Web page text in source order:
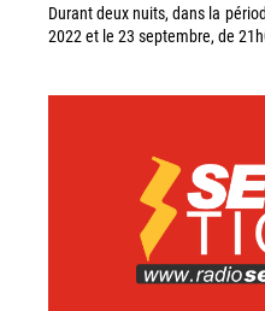
Durant deux nuits, dans la
2022 et le 23 septembre, de